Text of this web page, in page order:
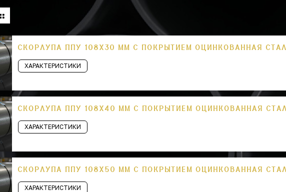
СКОРЛУПА ППУ 108Х30 ММ С ПОКРЫТИЕМ ОЦИНКОВАННАЯ
ХАРАКТЕРИСТИКИ
СКОРЛУПА ППУ 108Х40 ММ С ПОКРЫТИЕМ ОЦИНКОВАННАЯ
ХАРАКТЕРИСТИКИ
СКОРЛУПА ППУ 108Х50 ММ С ПОКРЫТИЕМ ОЦИНКОВАННАЯ
ХАРАКТЕРИСТИКИ